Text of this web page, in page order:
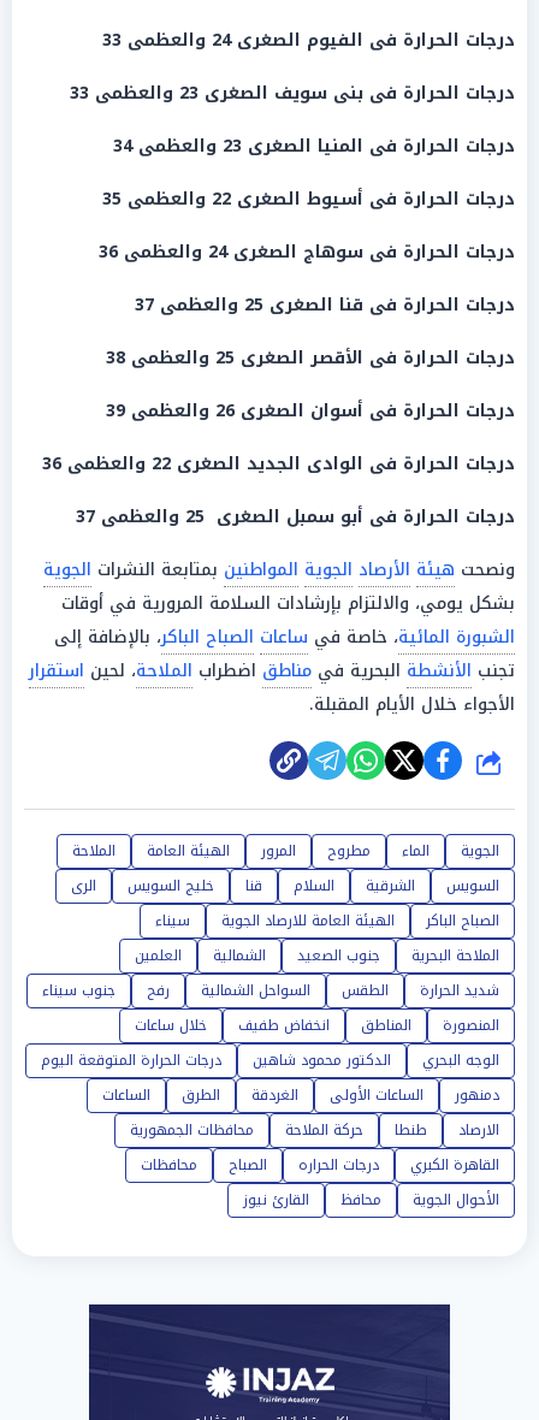
درجات الحرارة فى الفيوم الصغرى 24 والعظمى 33
درجات الحرارة فى بنى سويف الصغرى 23 والعظمى 33
درجات الحرارة فى المنيا الصغرى 23 والعظمى 34
درجات الحرارة فى أسيوط الصغرى 22 والعظمى 35
درجات الحرارة فى سوهاج الصغرى 24 والعظمى 36
درجات الحرارة فى قنا الصغرى 25 والعظمى 37
درجات الحرارة فى الأقصر الصغرى 25 والعظمى 38
درجات الحرارة فى أسوان الصغرى 26 والعظمى 39
درجات الحرارة فى الوادى الجديد الصغرى 22 والعظمى 36
درجات الحرارة فى أبو سمبل الصغرى 25 والعظمى 37
ونصحت هيئة الأرصاد الجوية المواطنين بمتابعة النشرات الجوية
بشكل يومي، والالتزام بإرشادات السلامة المرورية في أوقات
الشبورة المائية، خاصة في ساعات الصباح الباكر، بالإضافة إلى
تجنب الأنشطة البحرية في مناطق اضطراب الملاحة، لحين استقرار
الأجواء خلال الأيام المقبلة.
شارك
الجوية الماء مطروح المرور الهيئة العامة
الملاحة
السويس
الشرقية السلام قنا خليج السويس
الرى
الصباح الباكر
الهيئة العامة للارصاد الجوية
سيناء
الملاحة البحرية
جنوب الصعيد الشمالية
العلمين
شديد الحرارة
الطقس السواحل الشمالية رفح
جنوب سيناء
المنصورة
المناطق انخفاض طفيف
خلال ساعات
الوجه البحري
الدكتور محمود شاهين
درجات الحرارة المتوقعة اليوم
دمنهور
الساعات الأولى الغردقة الطرق
الساعات
الارصاد
طنطا حركة الملاحة
محافظات الجمهورية
القاهرة الكبري
درجات الحراره الصباح
محافظات
الأحوال الجوية
محافظ القارئ نيوز